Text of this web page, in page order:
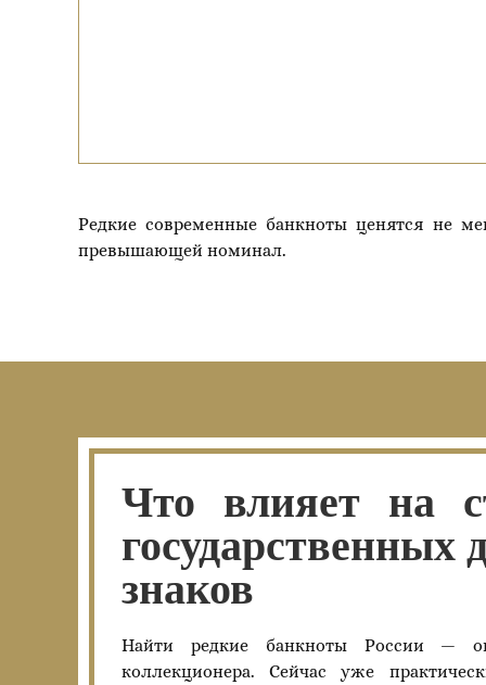
Редкие современные банкноты ценятся не
превышающей номинал.
Что влияет на
государственных
знаков
Найти редкие банкноты России —
коллекционера. Сейчас уже